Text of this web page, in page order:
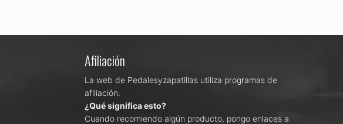
Afiliación
La web de Pedalesyzapatillas utiliza programas de
afiliación.
¿Qué significa esto?
Cuando recomiendo algún producto, pongo enlaces a